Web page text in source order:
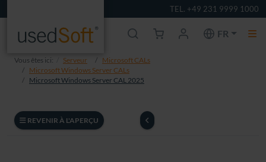
TEL. +49 231 9999 1000
FR
Vous êtes ici: Serveur
Microsoft CALs
Microsoft Windows Server CALs
Microsoft Windows Server CAL 2025
REVENIR À L'APERÇU